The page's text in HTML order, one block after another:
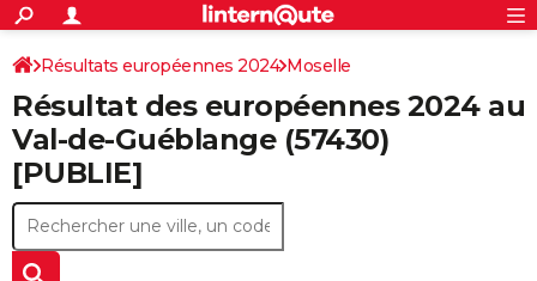
ACTUALITÉS
Politique
Société
Faits Divers
Education
Monde
Villes
+
SPORT
Coupe du monde 2026
Football
Tennis
Cyclisme
Rugby
Forum
CULTURE
Programme TV
TNT
Streaming
Cinéma
Sorties cinéma
Musique
+FINANCE
Retraite
Impôts
Epargne
Immobilier
Risques naturels par ville
Banque
Assurance
CréditAUTO
Essais
Réserver un essai
Citadines
Berlines
SUV
Forum auto
+HIGH-TECH
S'inscrire
Connexion
Résultats européennes 2024 Moselle
Résultat des européennes 2024 au
Val-de-Guéblange (57430)
[PUBLIE]